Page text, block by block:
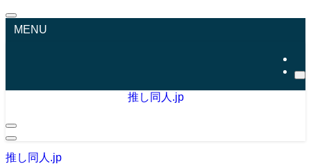
MENU
推し同人.jp
推し同人.jp